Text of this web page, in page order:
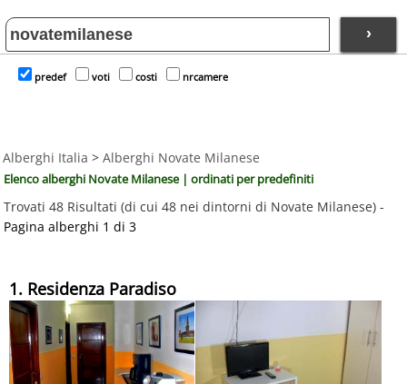
›
predef voti costi nrcamere
Alberghi Italia > Alberghi Novate Milanese
Elenco alberghi Novate Milanese | ordinati per predefiniti
Trovati 48 Risultati (di cui 48 nei dintorni di Novate Milanese) -
Pagina alberghi 1 di 3
1. Residenza Paradiso